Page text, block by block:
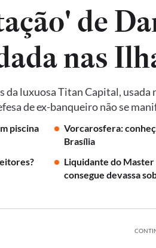
de
nas
da luxuosa Titan Capital,
de ex-banqueiro não se
piscina
Vorcarosfera:
Brasília
Liquidante do Master
consegue devassa